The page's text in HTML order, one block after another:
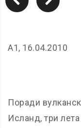
А1, 16.04.2010
Поради
Исланд, три